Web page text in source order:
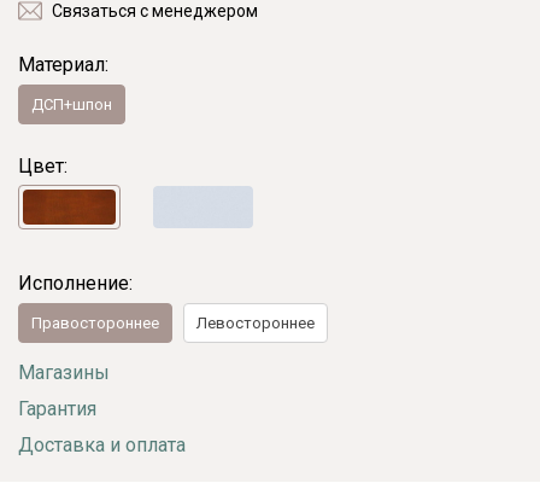
Связаться с менеджером
Материал:
ДСП+шпон
Цвет:
Исполнение:
Правостороннее Левостороннее
Магазины
Гарантия
Доставка и оплата